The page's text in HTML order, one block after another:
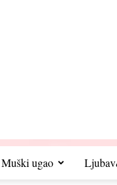
Muški ugao